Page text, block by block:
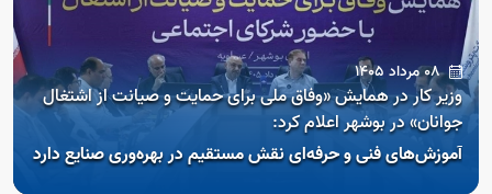
08 مرداد 1405
وزیر کار در همایش «وفاق ملی برای حمایت و صیانت از اشتغال
جوانان» در بوشهر اعلام کرد:
آموزش‌های فنی و حرفه‌ای نقش مستقیم در بهره‌وری صنایع دارد